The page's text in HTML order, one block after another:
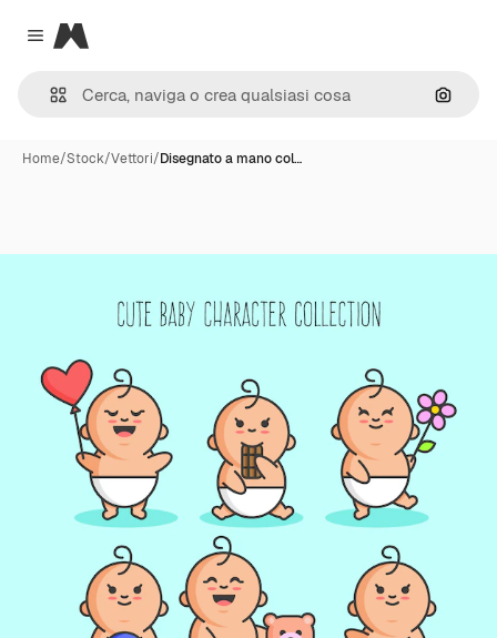
Close menu
Magnific
Cerca
Home/Stock/Vettori/Disegnato a mano col…